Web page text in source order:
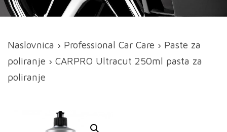
Naslovnica › Professional Car Care › Paste za
poliranje › CARPRO Ultracut 250ml pasta za
poliranje